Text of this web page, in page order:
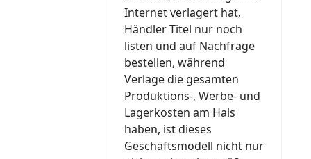
Internet verlagert hat,
Händler Titel nur noch
listen und auf Nachfrage
bestellen, während
Verlage die gesamten
Produktions-, Werbe- und
Lagerkosten am Hals
haben, ist dieses
Geschäftsmodell nicht nur